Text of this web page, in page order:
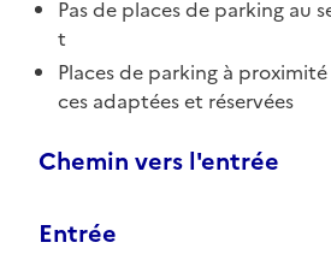
Pas de places de parking au
t
Places de parking à
ces adaptées et réservées
Chemin vers l'entrée
Entrée